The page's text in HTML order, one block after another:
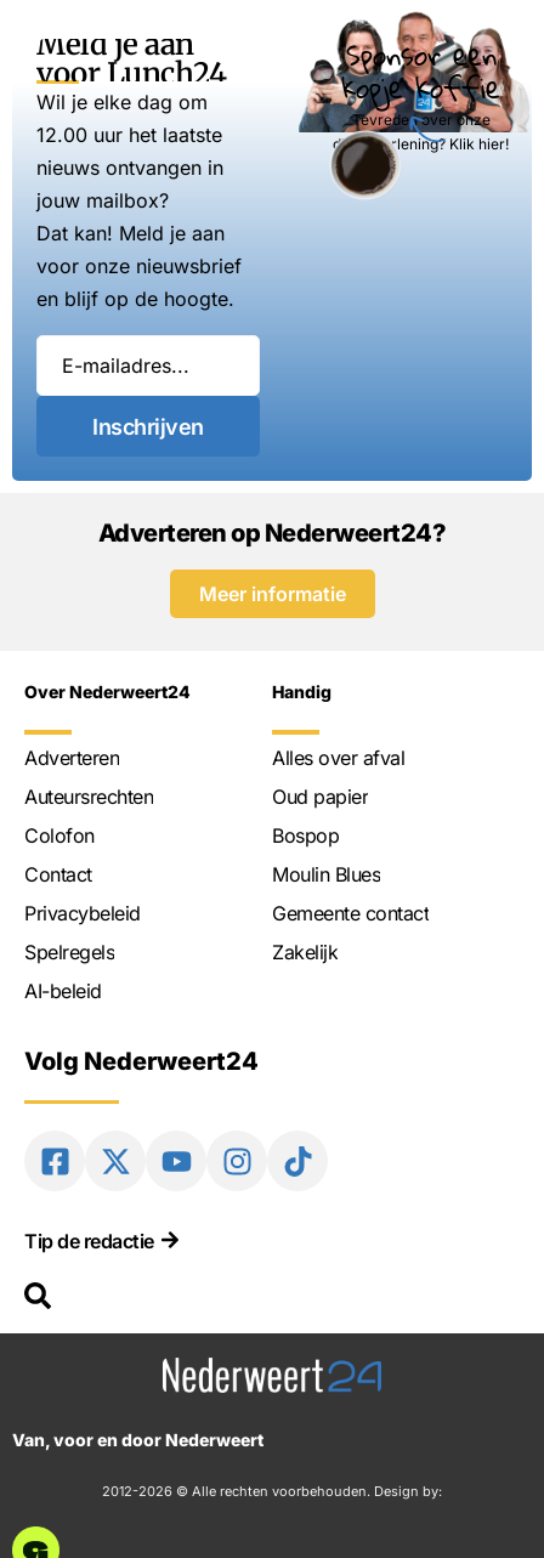
Meld je aan
voor Lunch24
Wil je elke dag om
12.00 uur het laatste
nieuws ontvangen in
jouw mailbox?
Dat kan! Meld je aan
voor onze nieuwsbrief
en blijf op de hoogte.
Inschrijven
Sponsor een
kopje koffie
Tevreden over onze
dienstverlening? Klik hier!
Adverteren op Nederweert24?
Meer informatie
Over Nederweert24
Adverteren
Auteursrechten
Colofon
Contact
Privacybeleid
Spelregels
AI-beleid
Handig
Alles over afval
Oud papier
Bospop
Moulin Blues
Gemeente contact
Zakelijk
Volg Nederweert24
Tip de redactie
Van, voor en door Nederweert
2012-2026 © Alle rechten voorbehouden. Design by: